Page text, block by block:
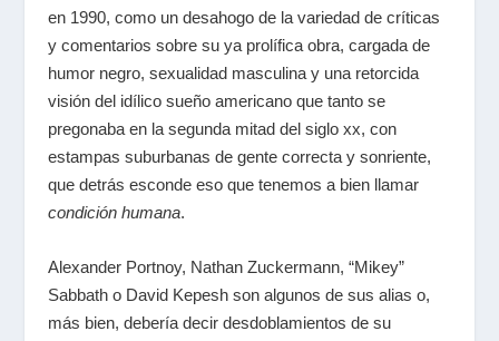
en 1990, como un desahogo de la variedad de críticas
y comentarios sobre su ya prolífica obra, cargada de
humor negro, sexualidad masculina y una retorcida
visión del idílico sueño americano que tanto se
pregonaba en la segunda mitad del siglo xx, con
estampas suburbanas de gente correcta y sonriente,
que detrás esconde eso que tenemos a bien llamar
condición humana.
Alexander Portnoy, Nathan Zuckermann, “Mikey”
Sabbath o David Kepesh son algunos de sus alias o,
más bien, debería decir desdoblamientos de su